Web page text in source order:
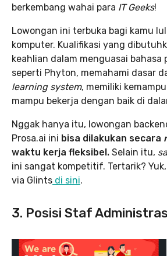
berkembang wahai para IT Geeks!
Lowongan ini terbuka bagi kamu
komputer. Kualifikasi yang
keahlian dalam menguasai bahasa
seperti Phyton, memahami dasar
learning system, memiliki
mampu bekerja dengan baik di
Nggak hanya itu, lowongan
Prosa.ai ini bisa dilakukan secara
waktu kerja fleksibel. Selain itu,
ini sangat kompetitif. Tertarik?
via Glints di sini.
3. Posisi Staf